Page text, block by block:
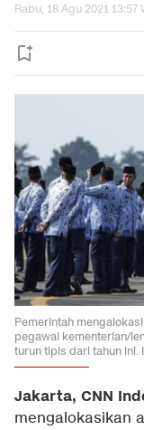
Rabu, 18 Agu 2021 13:57
Pemerintah
pegawai kementerian/
turun tipis dari tahun ini.
Jakarta, CNN
mengalokasikan